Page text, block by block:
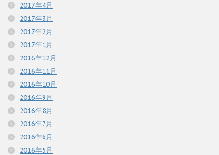
2017年4月
2017年3月
2017年2月
2017年1月
2016年12月
2016年11月
2016年10月
2016年9月
2016年8月
2016年7月
2016年6月
2016年5月